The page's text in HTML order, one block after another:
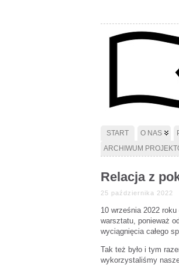
START O NAS
ARCHIWUM
Relacja z
25 października 2022
10 września 2022
warsztatu, ponieważ
wyciągnięcia całego
Tak też było i tym
wykorzystaliśmy